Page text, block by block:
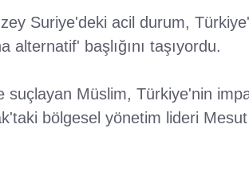
Suriye'deki acil durum,
alternatif' başlığını taşıyordu.
suçlayan Müslim, Türkiye'nin
bölgesel yönetim lideri